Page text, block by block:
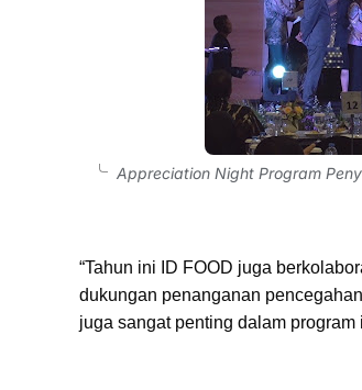
Appreciation Night Program
“Tahun ini ID FOOD juga
dukungan penanganan
juga sangat penting dalam program